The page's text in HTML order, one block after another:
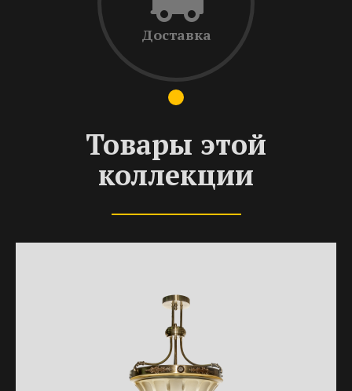
Доставка
Товары этой
коллекции